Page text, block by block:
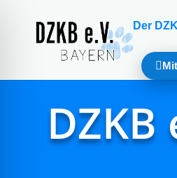
Der
DZKB